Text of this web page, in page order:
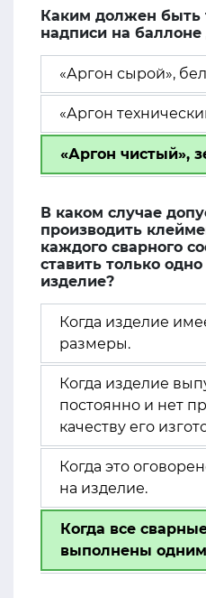
Каким должен быть
надписи на баллоне
«Аргон сырой»,
«Аргон
«Аргон чистый»,
В каком случае
производить
каждого сварного
ставить только
изделие?
Когда изделие
размеры.
Когда изделие
постоянно и нет
качеству его
Когда это
на изделие.
Когда все
выполнены